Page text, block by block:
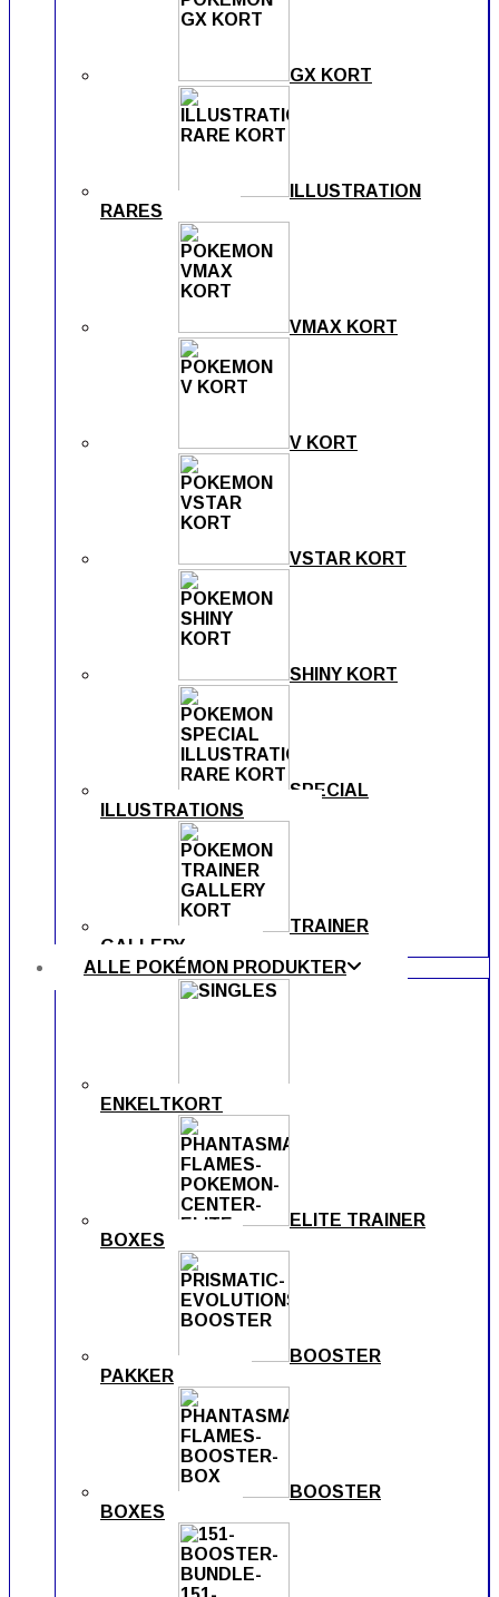
GX KORT
ILLUSTRATION
RARES
VMAX KORT
V KORT
VSTAR KORT
SHINY KORT
SPECIAL
ILLUSTRATIONS
TRAINER
GALLERY
ALLE POKÉMON PRODUKTER
ENKELTKORT
ELITE TRAINER
BOXES
BOOSTER
PAKKER
BOOSTER
BOXES